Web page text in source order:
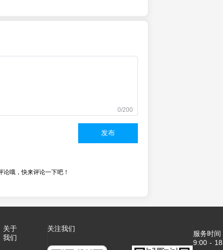
0/200
发布
论哦，快来评论一下吧！
关于
我们
关注我们
服务时
9:00 -